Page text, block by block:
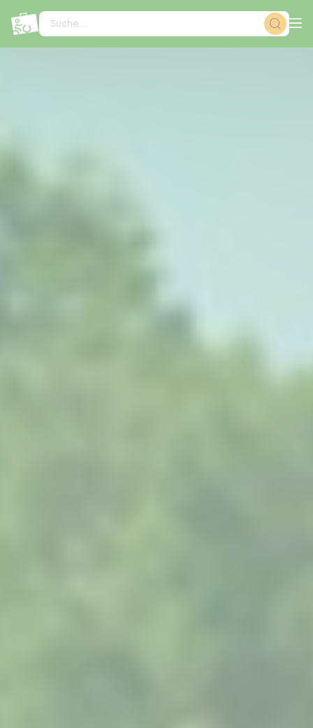
Suche...
Cookie-Einstellungen